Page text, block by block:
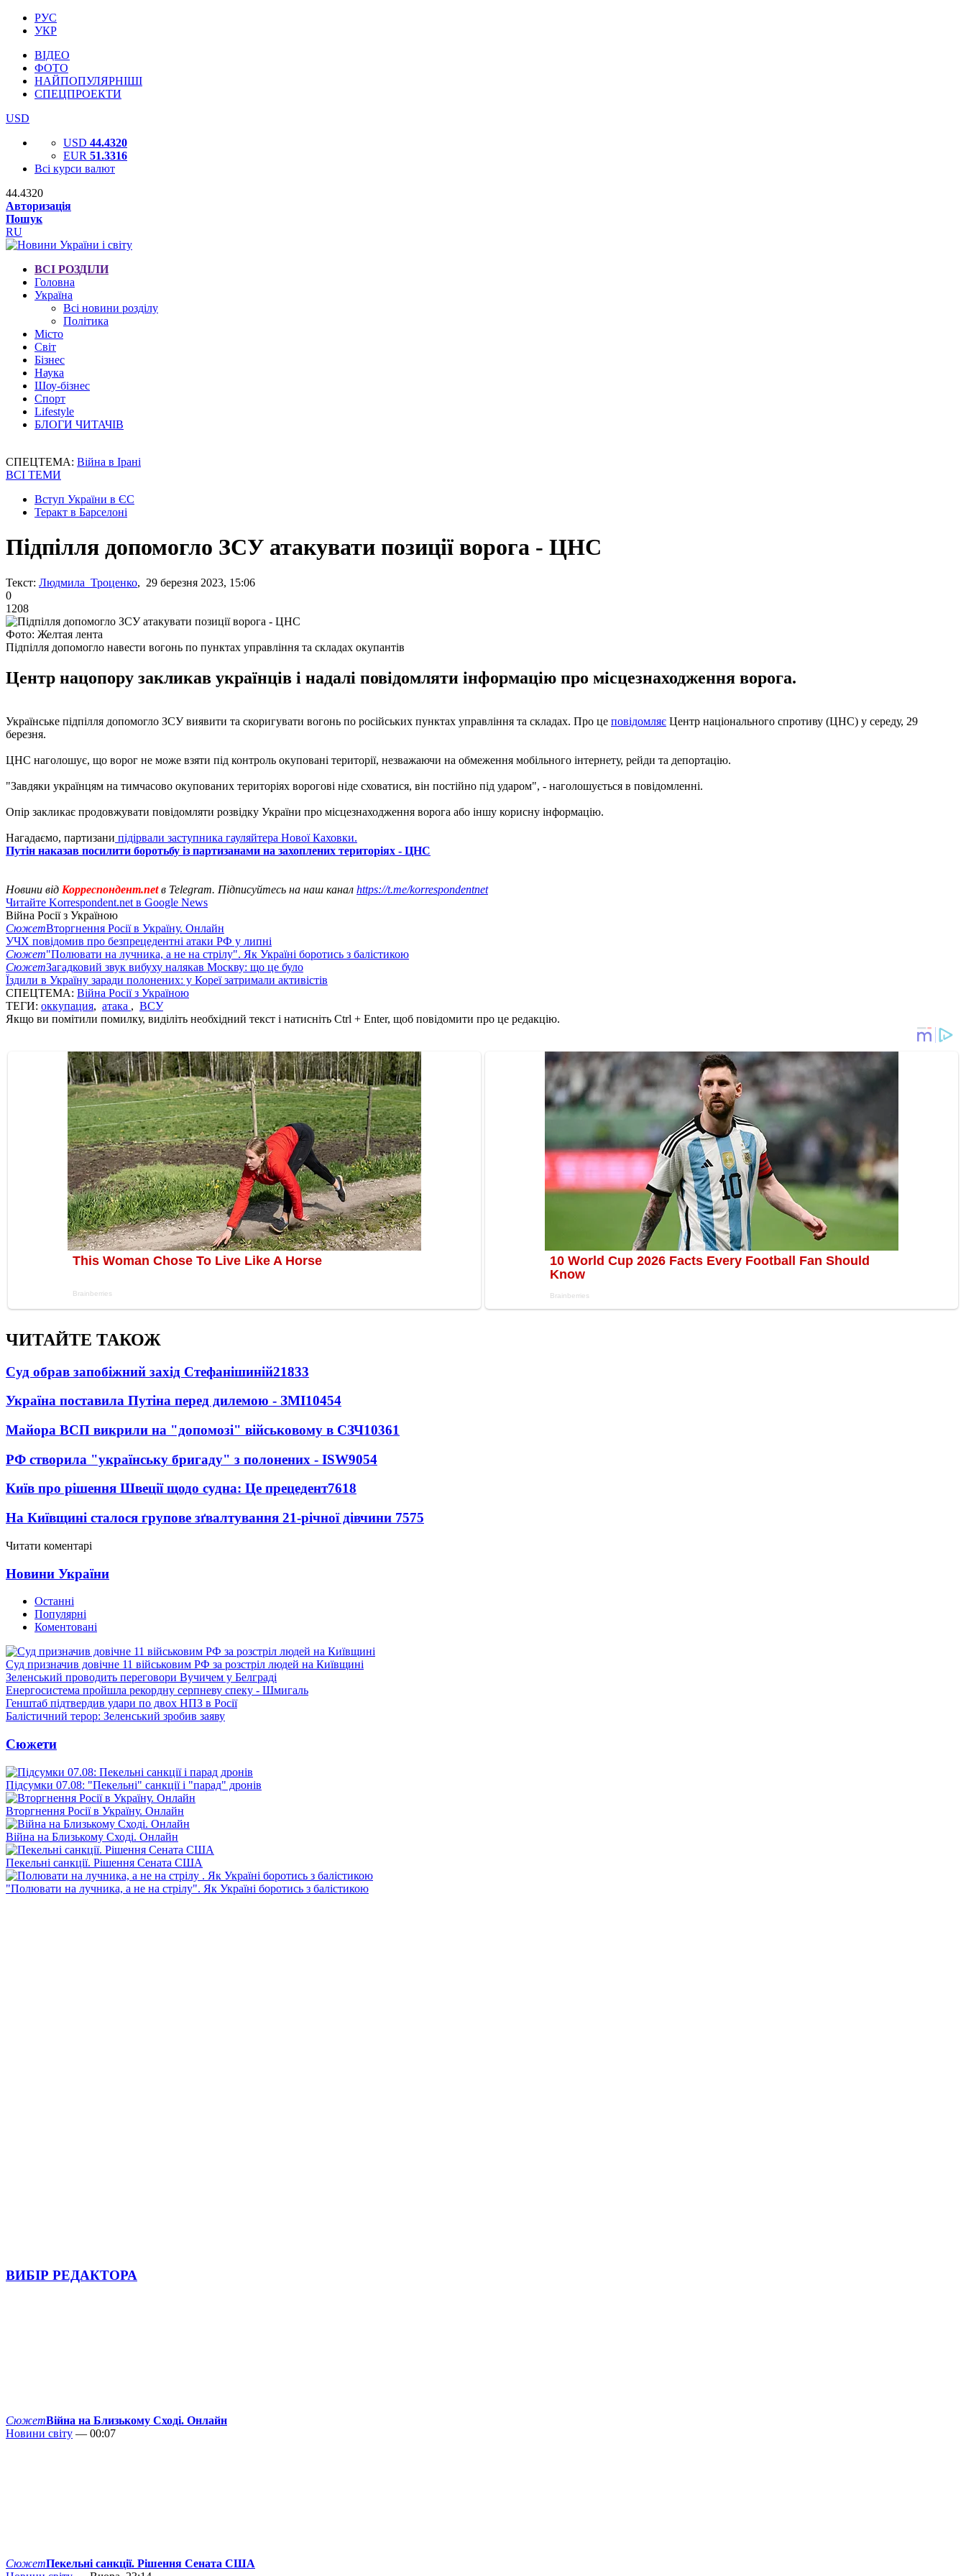
РУС
УКР
ВІДЕО
ФОТО
НАЙПОПУЛЯРНІШІ
СПЕЦПРОЕКТИ
USD
USD 44.4320
EUR 51.3316
Всі курси валют
44.4320
Авторизація
Пошук
RU
ВСІ РОЗДІЛИ
Головна
Україна
Всі новини розділу
Політика
Місто
Світ
Бізнес
Наука
Шоу-бізнес
Спорт
Lifestyle
БЛОГИ ЧИТАЧІВ
СПЕЦТЕМА: Війна в Ірані
ВСІ ТЕМИ
Вступ України в ЄС
Теракт в Барселоні
Підпілля допомогло ЗСУ атакувати позиції ворога - ЦНС
Текст: Людмила Троценко, 29 березня 2023, 15:06
0
1208
Фото: Желтая лента
Підпілля допомогло навести вогонь по пунктах управління та складах окупантів
Центр нацопору закликав українців і надалі повідомляти інформацію про місцезнаходження ворога.
Українське підпілля допомогло ЗСУ виявити та скоригувати вогонь по російських пунктах управління та складах. Про це повідомляє Центр національного спротиву (ЦНС) у середу, 29
березня.
ЦНС наголошує, що ворог не може взяти під контроль окуповані території, незважаючи на обмеження мобільного інтернету, рейди та депортацію.
"Завдяки українцям на тимчасово окупованих територіях ворогові ніде сховатися, він постійно під ударом", - наголошується в повідомленні.
Опір закликає продовжувати повідомляти розвідку України про місцезнаходження ворога або іншу корисну інформацію.
Нагадаємо, партизани підірвали заступника гауляйтера Нової Каховки.
Путін наказав посилити боротьбу із партизанами на захоплених територіях - ЦНС
Новини від Корреспондент.netв Telegram. Підписуйтесь на наш канал https://t.me/korrespondentnet
Читайте Korrespondent.net в Google News
Війна Росії з Україною
СюжетВторгнення Росії в Україну. Онлайн
УЧХ повідомив про безпрецедентні атаки РФ у липні
Сюжет"Полювати на лучника, а не на стрілу". Як Україні боротись з балістикою
СюжетЗагадковий звук вибуху налякав Москву: що це було
Їздили в Україну заради полонених: у Кореї затримали активістів
СПЕЦТЕМА: Війна Росії з Україною
ТЕГИ: оккупация, атака , ВСУ
Якщо ви помітили помилку, виділіть необхідний текст і натисніть Ctrl + Enter, щоб повідомити про це редакцію.
ЧИТАЙТЕ ТАКОЖ
Суд обрав запобіжний захід Стефанішиній21833
Україна поставила Путіна перед дилемою - ЗМІ10454
Майора ВСП викрили на "допомозі" військовому в СЗЧ10361
РФ створила "українську бригаду" з полонених - ISW9054
Київ про рішення Швеції щодо судна: Це прецедент7618
На Київщині сталося групове зґвалтування 21-річної дівчини 7575
Читати коментарі
Новини України
Останні
Популярні
Коментовані
Суд призначив довічне 11 військовим РФ за розстріл людей на Київщині
Зеленський проводить переговори Вучичем у Белграді
Енергосистема пройшла рекордну серпневу спеку - Шмигаль
Генштаб підтвердив удари по двох НПЗ в Росії
Балістичний терор: Зеленський зробив заяву
Сюжети
Підсумки 07.08: "Пекельні" санкції і "парад" дронів
Вторгнення Росії в Україну. Онлайн
Війна на Близькому Сході. Онлайн
Пекельні санкції. Рішення Сената США
"Полювати на лучника, а не на стрілу". Як Україні боротись з балістикою
ВИБІР РЕДАКТОРА
СюжетВійна на Близькому Сході. Онлайн
Новини світу — 00:07
СюжетПекельні санкції. Рішення Сената США